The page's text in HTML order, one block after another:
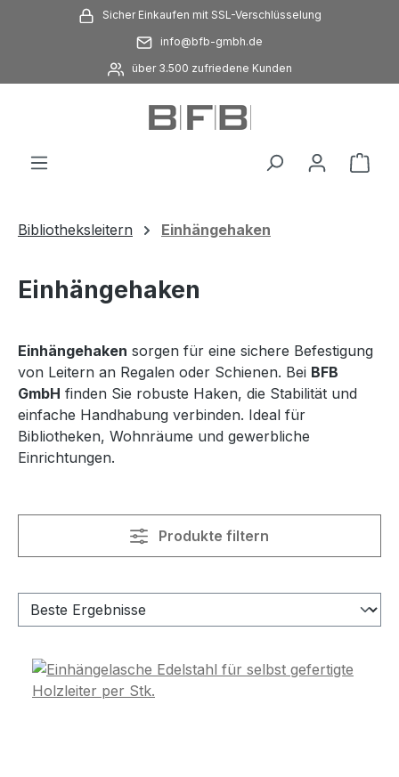
Zum Hauptinhalt springenSicher Einkaufen mit SSL-Verschlüsselung
info@bfb-gmbh.de
über 3.500 zufriedene Kunden
Bibliotheksleitern Einhängehaken
Einhängehaken
Einhängehaken sorgen für eine sichere Befestigung
von Leitern an Regalen oder Schienen. Bei BFB
GmbH finden Sie robuste Haken, die Stabilität und
einfache Handhabung verbinden. Ideal für
Bibliotheken, Wohnräume und gewerbliche
Einrichtungen.
Produkte filtern